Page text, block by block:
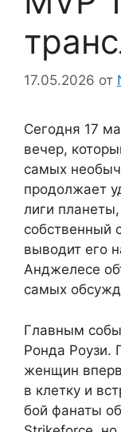
17.05.2026 от
Сегодня 17
вечер,
самых
продолжает
лиги
собственный
выводит его
Анджелесе
самых
Главным
Ронда Роузи.
женщин
в клетку и
бой фанаты